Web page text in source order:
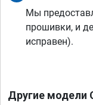
Мы
прошивки, и
исправен).
Другие модели